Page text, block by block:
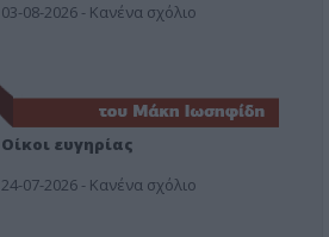
03-08-2026 - Κανένα σχόλιο
Οίκοι ευγηρίας
24-07-2026 - Κανένα σχόλιο